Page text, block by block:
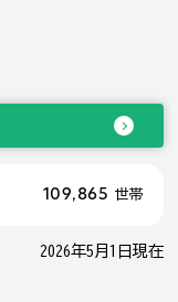
109,865 世帯
2026年5月1日現在